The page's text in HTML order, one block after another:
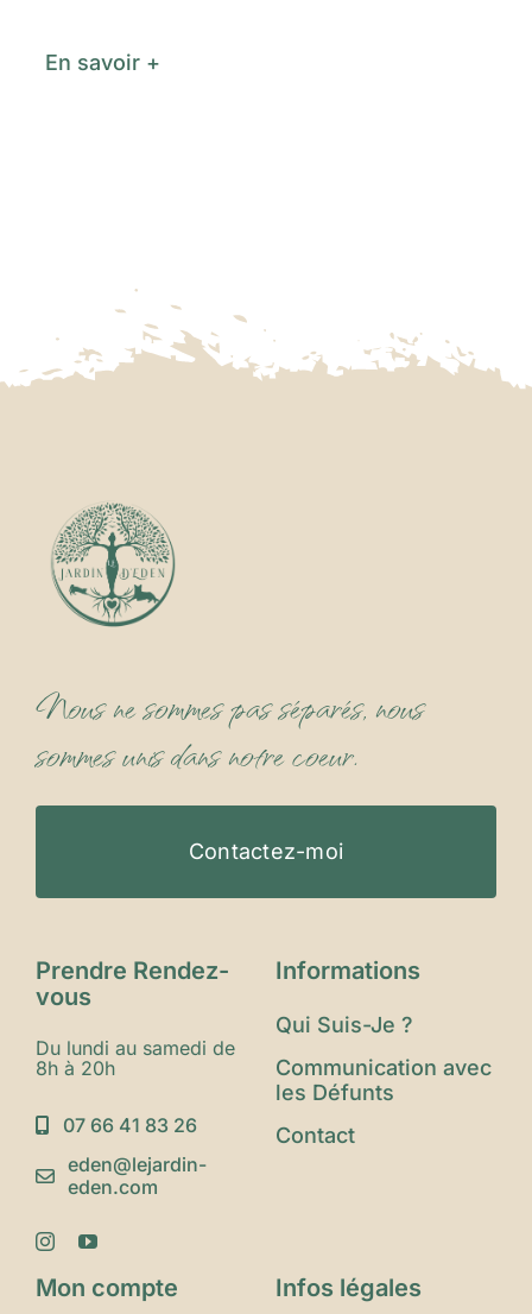
En savoir +
Nous ne sommes pas séparés, nous
sommes unis dans notre coeur.
Contactez-moi
Prendre Rendez-
vous
Du lundi au samedi de
8h à 20h
07 66 41 83 26
eden@lejardin-
eden.com
Informations
Qui Suis-Je ?
Communication avec
les Défunts
Contact
Mon compte Infos légales